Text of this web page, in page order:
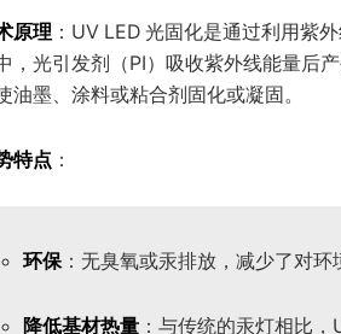
原理 ：UV LED 光固化是通过利用紫
，光引发剂（PI）吸收紫外线能量后
油墨、涂料或粘合剂固化或凝固。
特点 ：
环保：无臭氧或汞排放，减少了对环
降低基材热量 ：与传统的汞灯相比